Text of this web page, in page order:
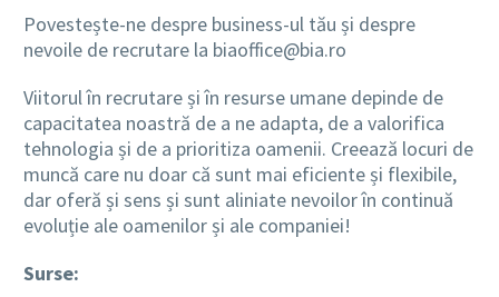
Povestește-ne despre business-ul tău și despre
nevoile de recrutare la biaoffice@bia.ro
Viitorul în recrutare și în resurse umane depinde de
capacitatea noastră de a ne adapta, de a valorifica
tehnologia și de a prioritiza oamenii. Creează locuri de
muncă care nu doar că sunt mai eficiente și flexibile,
dar oferă și sens și sunt aliniate nevoilor în continuă
evoluție ale oamenilor și ale companiei!
Surse: